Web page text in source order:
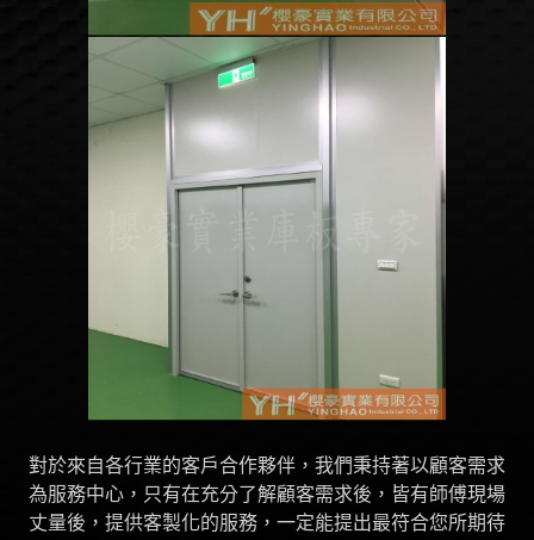
對於來自各行業的客戶合作夥伴，我們秉持著以顧客需求
為服務中心，只有在充分了解顧客需求後，皆有師傅現場
丈量後，提供客製化的服務，一定能提出最符合您所期待